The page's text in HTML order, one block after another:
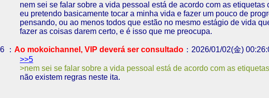
nem sei se falar sobre a vida pessoal está de acordo com as etiquetas
eu pretendo basicamente tocar a minha vida e fazer um pouco de
pensando, ou ao menos todos que estão no mesmo estágio de vida
fazer as coisas darem certo, e é isso que me preocupa.
6 ： Ao mokoichannel, VIP deverá ser consultado ：2026/01/02(金)
>>5
nem sei se falar sobre a vida pessoal está de acordo com as
não existem regras neste ita.